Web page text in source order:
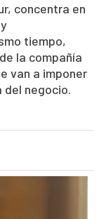
concentra en
tiempo,
la compañía
van a imponer
del negocio.